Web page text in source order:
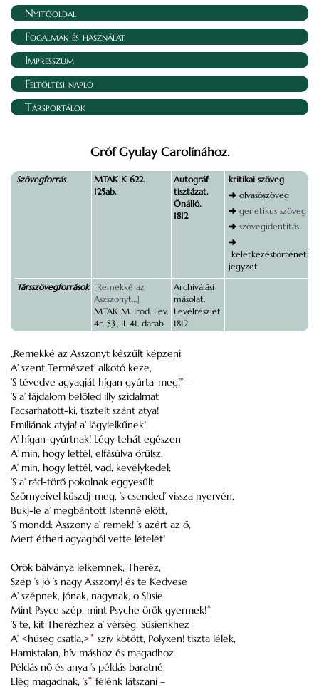
Nyitóoldal
Fogalmak és használat
Impresszum
Feltöltési napló
Társportálok
Gróf Gyulay Carolínához.
Szövegforrás
MTAK K 622.
125ab.
Autográf
tisztázat.
Önálló.
1812
kritikai szöveg
olvasószöveg
genetikus szöveg
szövegidentitás
keletkezéstörténeti
jegyzet
Társszövegforrások [Remekké az
Aszszonyt…]
MTAK M. Irod. Lev.
4r. 53., II. 41. darab
Archiválási
másolat.
Levélrészlet.
1812
„Remekké az Asszonyt készűlt képzeni
A’ szent Természet’ alkotó keze,
’S tévedve agyagját hígan gyúrta-meg!” –
’S a’ fájdalom belőled illy szidalmat
Facsarhatott-ki, tisztelt szánt atya!
Emíliának atyja! a’ lágylelkűnek!
A’ hígan-gyúrtnak! Légy tehát egészen
A’ min, hogy lettél, elfásúlva örűlsz,
A’ min, hogy lettél, vad, kevélykedel;
’S a’ rád-törő pokolnak eggyesűlt
Szörnyeivel küszdj-meg, ’s csended’ vissza nyervén,
Bukj-le a’ megbántott Istenné előtt,
’S mondd: Asszony a’ remek! ’s azért az ő,
Mert étheri agyagból vette lételét!
Örök bálványa lelkemnek, Theréz,
Szép ’s jó ’s nagy Asszony! és te Kedvese
A’ szépnek, jónak, nagynak, o Süsie,
Mint Psyce szép, mint Psyche örök gyermek!*
’S te, kit Therézhez a’ vérség, Süsienkhez
A’ <hűség csatla,>* szív kötött, Polyxen! tiszta lélek,
Hamistalan, hív máshoz és magadhoz
Példás nő és anya ’s példás baratné,
Elég magadnak, ’s* félénk látszani –